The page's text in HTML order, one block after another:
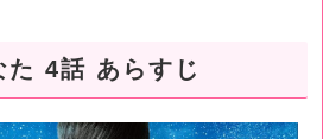
た 4話 あらすじ